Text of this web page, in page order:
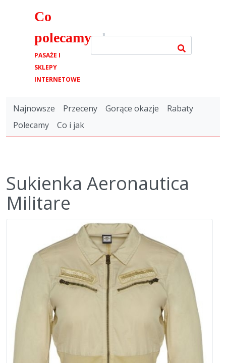
Co
polecamy.pl
PASAŻE I
SKLEPY
INTERNETOWE
Najnowsze Przeceny Gorące okazje
Rabaty
Polecamy
Co i jak
Sukienka Aeronautica
Militare